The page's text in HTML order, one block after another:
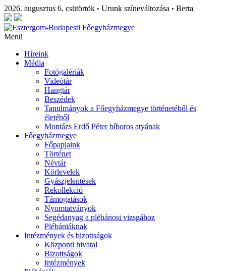
2026. augusztus 6. csütörtök • Urunk színeváltozása • Berta
Menü
Híreink
Média
Fotógalériák
Videótár
Hangtár
Beszédek
Tanulmányok a Főegyházmegye történetéből és
életéből
Montázs Erdő Péter bíboros atyának
Főegyházmegye
Főpapjaink
Történet
Névtár
Körlevelek
Gyászjelentések
Rekollekció
Támogatások
Nyomtatványok
Segédanyag a plébánosi vizsgához
Plébániáknak
Intézmények és bizottságok
Központi hivatal
Bizottságok
Intézmények